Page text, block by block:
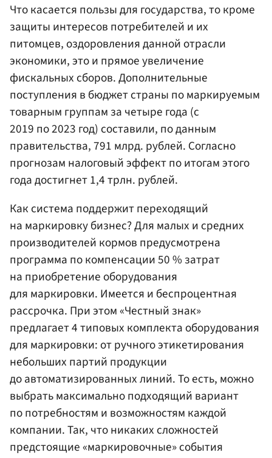
Что касается пользы для государства, то кроме
защиты интересов потребителей и их
питомцев, оздоровления данной отрасли
экономики, это и прямое увеличение
фискальных сборов. Дополнительные
поступления в бюджет страны по маркируемым
товарным группам за четыре года (с
2019 по 2023 год) составили, по данным
правительства, 791 млрд. рублей. Согласно
прогнозам налоговый эффект по итогам этого
года достигнет 1,4 трлн. рублей.
Как система поддержит переходящий
на маркировку бизнес? Для малых и средних
производителей кормов предусмотрена
программа по компенсации 50 % затрат
на приобретение оборудования
для маркировки. Имеется и беспроцентная
рассрочка. При этом «Честный знак»
предлагает 4 типовых комплекта оборудования
для маркировки: от ручного этикетирования
небольших партий продукции
до автоматизированных линий. То есть, можно
выбрать максимально подходящий вариант
по потребностям и возможностям каждой
компании. Так, что никаких сложностей
предстоящие «маркировочные» события